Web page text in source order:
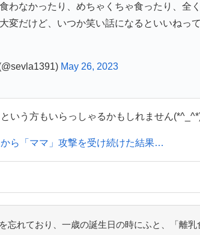
わなかったり、めちゃくちゃ食ったり、全
変だけど、いつか笑い話になるといいねっ
May 26, 2023
いう方もいらっしゃるかもしれません
ら「ママ」攻撃を受け続けた結果…
忘れており、一歳の誕生日の時にふと、「離乳